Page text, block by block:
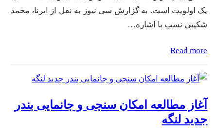
یک اولویت است. به گزارش سی نیوز به نقل از ایرنا، محمد
شکیبی نسب با اشاره…
Read more
آغاز مطالعه امکان سنجی و جانمایی بندر
جدید لنگه